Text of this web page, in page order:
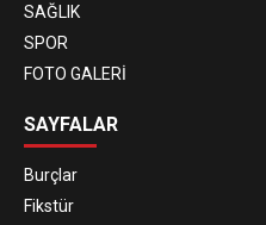
SAĞLIK
SPOR
FOTO GALERİ
SAYFALAR
Burçlar
Fikstür